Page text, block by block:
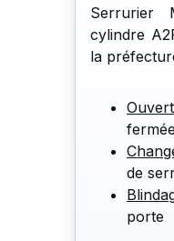
Serrurier
cylindre
la
fermée
de
porte